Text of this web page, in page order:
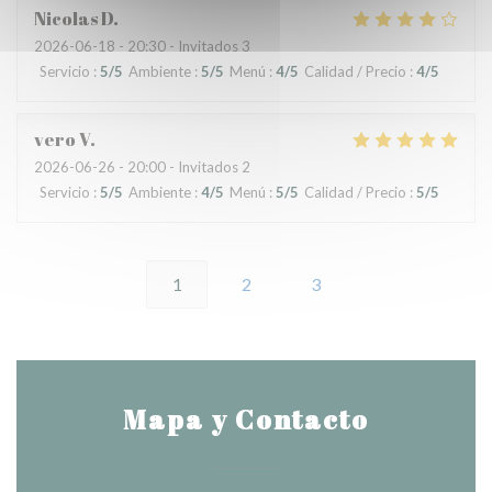
NicolasD
2026-06-18 - 20:30 - Invitados 3
Servicio : 5/5 Ambiente : 5/5 Menú : 4/5 Calidad / Precio : 4/5
veroV
2026-06-26 - 20:00 - Invitados 2
Servicio : 5/5 Ambiente : 4/5 Menú : 5/5 Calidad / Precio : 5/5
1 2 3
Mapa y Contacto